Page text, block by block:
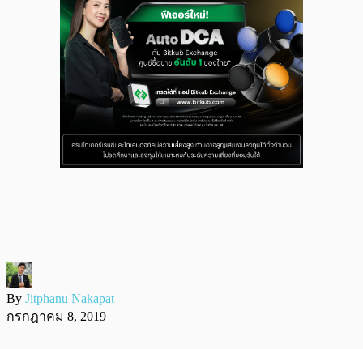
By Jitphanu Nakapat
กรกฎาคม 8, 2019